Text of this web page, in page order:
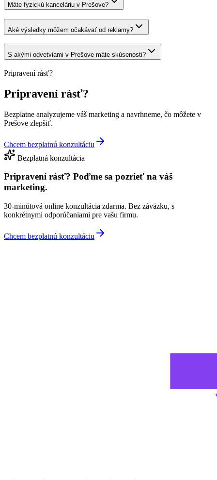
Máte fyzickú kanceláriu v Prešove?
Aké výsledky môžem očakávať od reklamy?
S akými odvetviami v Prešove máte skúsenosti?
Pripravení rásť?
Pripravení rásť?
Bezplatne analyzujeme váš marketing a navrhneme, čo môžete v
Prešove zlepšiť.
Chcem bezplatnú konzultáciu
Bezplatná konzultácia
Pripravení rásť? Poďme sa pozrieť na váš
marketing.
30-minútová online konzultácia zdarma. Bez záväzku, s
konkrétnymi odporúčaniami pre vašu firmu.
Chcem bezplatnú konzultáciu